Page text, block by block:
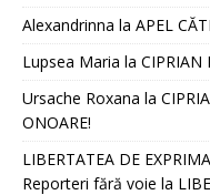
Alexandrinna la APEL
Lupsea Maria la CIPRIAN
Ursache Roxana la
ONOARE!
LIBERTATEA DE
Reporteri fără voie la